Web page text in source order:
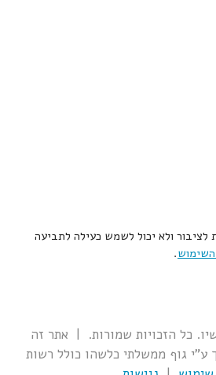
לציבור ולא יכול לשמש כעילה לתביעה
.
עכשיו. כל הזכויות שמורות. | אתר זה
ע"י גוף ממשלתי כלשהו כולל רשות